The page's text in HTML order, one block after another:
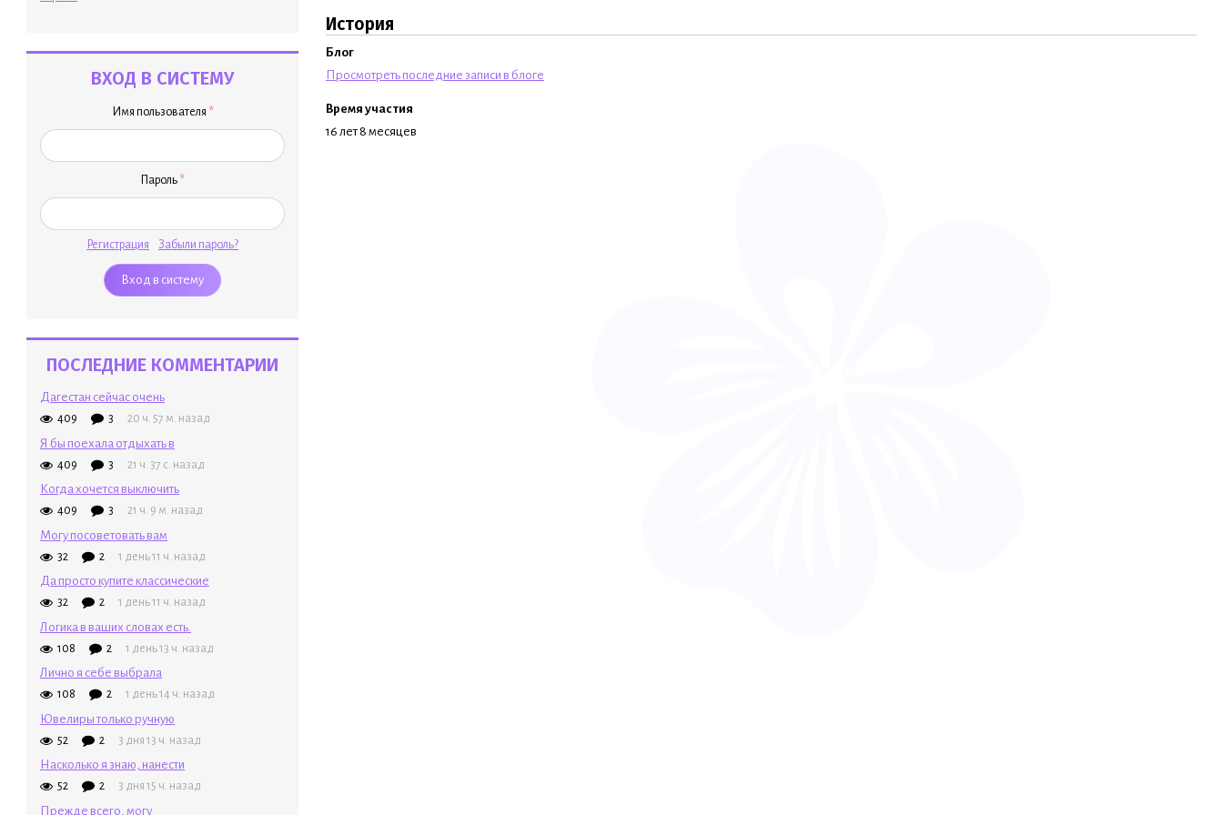
ВХОД В СИСТЕМУ
Имя пользователя *
Пароль *
Регистрация Забыли пароль?
ПОСЛЕДНИЕ КОММЕНТАРИИ
Дагестан сейчас очень
409 3 20 ч. 57 м. назад
Я бы поехала отдыхать в
409 3 21 ч. 37 с. назад
Когда хочется выключить
409 3 21 ч. 9 м. назад
Могу посоветовать вам
32 2 1 день 11 ч. назад
Да просто купите классические
32 2 1 день 11 ч. назад
Логика в ваших словах есть.
108 2 1 день 13 ч. назад
Лично я себе выбрала
108 2 1 день 14 ч. назад
Ювелиры только ручную
52 2 3 дня 13 ч. назад
Насколько я знаю, нанести
52 2 3 дня 15 ч. назад
Прежде всего, могу
История
Блог
Просмотреть последние записи в блоге
Время участия
16 лет 8 месяцев